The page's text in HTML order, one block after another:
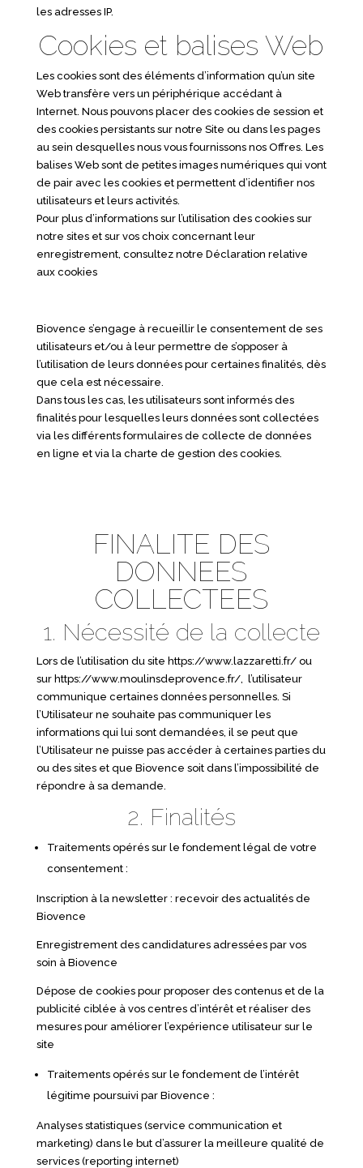
les adresses IP.
Cookies et balises Web
Les cookies sont des éléments d’information qu’un site
Web transfère vers un périphérique accédant à
Internet. Nous pouvons placer des cookies de session et
des cookies persistants sur notre Site ou dans les pages
au sein desquelles nous vous fournissons nos Offres. Les
balises Web sont de petites images numériques qui vont
de pair avec les cookies et permettent d’identifier nos
utilisateurs et leurs activités.
Pour plus d’informations sur l’utilisation des cookies sur
notre sites et sur vos choix concernant leur
enregistrement, consultez notre Déclaration relative
aux cookies
Biovence s’engage à recueillir le consentement de ses
utilisateurs et/ou à leur permettre de s’opposer à
l’utilisation de leurs données pour certaines finalités, dès
que cela est nécessaire.
Dans tous les cas, les utilisateurs sont informés des
finalités pour lesquelles leurs données sont collectées
via les différents formulaires de collecte de données
en ligne et via la charte de gestion des cookies.
FINALITE DES
DONNEES
COLLECTEES
1. Nécessité de la collecte
Lors de l’utilisation du site https://www.lazzaretti.fr/ou
sur https://www.moulinsdeprovence.fr/, l’utilisateur
communique certaines données personnelles. Si
l’Utilisateur ne souhaite pas communiquer les
informations qui lui sont demandées, il se peut que
l’Utilisateur ne puisse pas accéder à certaines parties du
ou des sites et que Biovence soit dans l’impossibilité de
répondre à sa demande.
2. Finalités
Traitements opérés sur le fondement légal de votre
consentement :
Inscription à la newsletter : recevoir des actualités de
Biovence
Enregistrement des candidatures adressées par vos
soin à Biovence
Dépose de cookies pour proposer des contenus et de la
publicité ciblée à vos centres d’intérêt et réaliser des
mesures pour améliorer l’expérience utilisateur sur le
site
Traitements opérés sur le fondement de l’intérêt
légitime poursuivi par Biovence :
Analyses statistiques (service communication et
marketing) dans le but d’assurer la meilleure qualité de
services (reporting internet)